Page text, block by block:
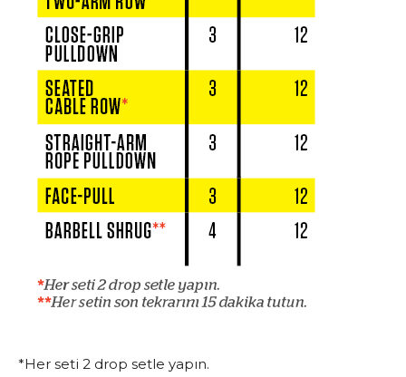
*Her seti 2 drop setle yapın.